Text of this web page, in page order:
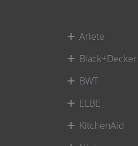
Ariete
Black+Decker
BWT
ELBE
KitchenAid